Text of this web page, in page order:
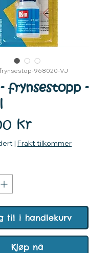
968020-VJ
frynsestopp -
krPris
| Frakt tilkommer
til i handlekurv
Kjøp nå